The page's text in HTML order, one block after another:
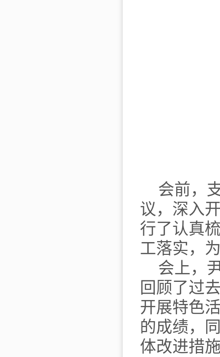
会前，
议，深入
行了认真
工落实，
会上，
回顾了过
开展特色
的成绩，
体改进措